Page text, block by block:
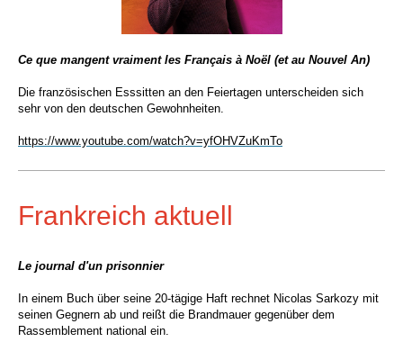
Ce que mangent vraiment les Français à Noël (et au Nouvel An)
Die französischen Esssitten an den Feiertagen unterscheiden sich
sehr von den deutschen Gewohnheiten.
https://www.youtube.com/watch?v=yfOHVZuKmTo
Frankreich aktuell
Le journal d'un prisonnier
In einem Buch über seine 20-tägige Haft rechnet Nicolas Sarkozy mit
seinen Gegnern ab und reißt die Brandmauer gegenüber dem
Rassemblement national ein.